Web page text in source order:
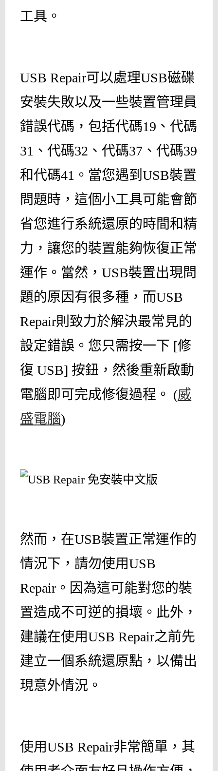
工具。
USB Repair可以處理USB磁碟
安裝失敗以及一些裝置管理員
錯誤代碼，包括代碼19、代碼
31、代碼32、代碼37、代碼39
和代碼41。當您遇到USB裝置
問題時，這個小工具可能會節
省您進行系統還原的時間和精
力，讓您的裝置能夠恢復正常
運作。當然，USB裝置出現問
題的原因有很多種，而USB
Repair則致力於解決最常見的
設定錯誤。您只需按一下 [修
復 USB] 按鈕，然後重新啟動
電腦即可完成修復過程。 (威
盛電腦)
然而，在USB裝置正常運作的
情況下，請勿使用USB
Repair。因為這可能對您的裝
置造成不可逆的損壞。此外，
建議在使用USB Repair之前先
建立一個系統還原點，以備出
現意外情況。
使用USB Repair非常簡單，其